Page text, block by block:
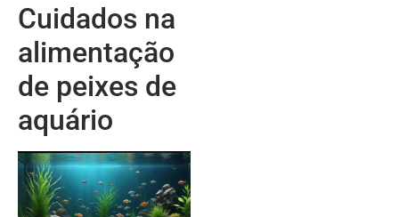
Cuidados na
alimentação
de peixes de
aquário